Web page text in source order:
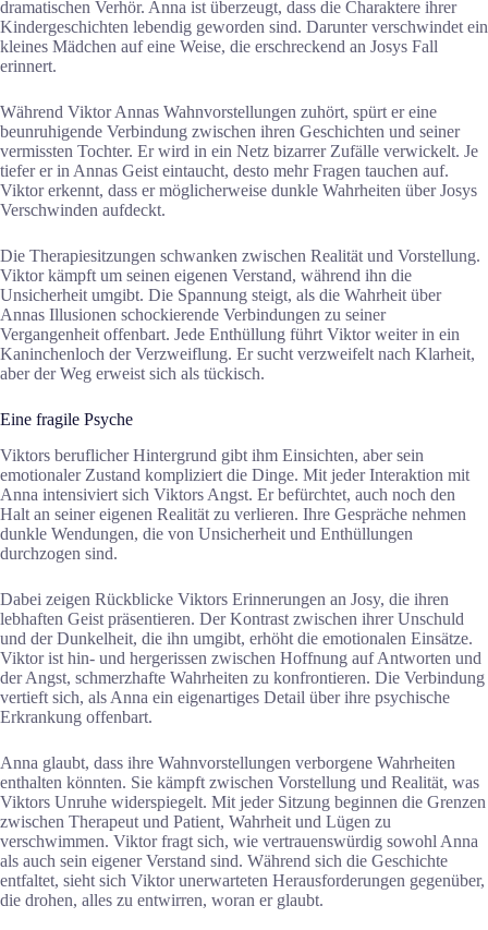
dramatischen Verhör. Anna ist überzeugt, dass die Charaktere ihrer
Kindergeschichten lebendig geworden sind. Darunter verschwindet ein
kleines Mädchen auf eine Weise, die erschreckend an Josys Fall
erinnert.
Während Viktor Annas Wahnvorstellungen zuhört, spürt er eine
beunruhigende Verbindung zwischen ihren Geschichten und seiner
vermissten Tochter. Er wird in ein Netz bizarrer Zufälle verwickelt. Je
tiefer er in Annas Geist eintaucht, desto mehr Fragen tauchen auf.
Viktor erkennt, dass er möglicherweise dunkle Wahrheiten über Josys
Verschwinden aufdeckt.
Die Therapiesitzungen schwanken zwischen Realität und Vorstellung.
Viktor kämpft um seinen eigenen Verstand, während ihn die
Unsicherheit umgibt. Die Spannung steigt, als die Wahrheit über
Annas Illusionen schockierende Verbindungen zu seiner
Vergangenheit offenbart. Jede Enthüllung führt Viktor weiter in ein
Kaninchenloch der Verzweiflung. Er sucht verzweifelt nach Klarheit,
aber der Weg erweist sich als tückisch.
Eine fragile Psyche
Viktors beruflicher Hintergrund gibt ihm Einsichten, aber sein
emotionaler Zustand kompliziert die Dinge. Mit jeder Interaktion mit
Anna intensiviert sich Viktors Angst. Er befürchtet, auch noch den
Halt an seiner eigenen Realität zu verlieren. Ihre Gespräche nehmen
dunkle Wendungen, die von Unsicherheit und Enthüllungen
durchzogen sind.
Dabei zeigen Rückblicke Viktors Erinnerungen an Josy, die ihren
lebhaften Geist präsentieren. Der Kontrast zwischen ihrer Unschuld
und der Dunkelheit, die ihn umgibt, erhöht die emotionalen Einsätze.
Viktor ist hin- und hergerissen zwischen Hoffnung auf Antworten und
der Angst, schmerzhafte Wahrheiten zu konfrontieren. Die Verbindung
vertieft sich, als Anna ein eigenartiges Detail über ihre psychische
Erkrankung offenbart.
Anna glaubt, dass ihre Wahnvorstellungen verborgene Wahrheiten
enthalten könnten. Sie kämpft zwischen Vorstellung und Realität, was
Viktors Unruhe widerspiegelt. Mit jeder Sitzung beginnen die Grenzen
zwischen Therapeut und Patient, Wahrheit und Lügen zu
verschwimmen. Viktor fragt sich, wie vertrauenswürdig sowohl Anna
als auch sein eigener Verstand sind. Während sich die Geschichte
entfaltet, sieht sich Viktor unerwarteten Herausforderungen gegenüber,
die drohen, alles zu entwirren, woran er glaubt.